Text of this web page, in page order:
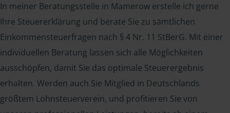
In meiner Beratungsstelle in Mamerow erstelle ich gerne
Ihre Steuererklärung und berate Sie zu sämtlichen
Einkommensteuerfragen nach § 4 Nr. 11 StBerG. Mit einer
individuellen Beratung lassen sich alle Möglichkeiten
ausschöpfen, damit Sie das optimale Steuerergebnis
erhalten. Werden auch Sie Mitglied in Deutschlands
größtem Lohnsteuerverein, und profitieren Sie von